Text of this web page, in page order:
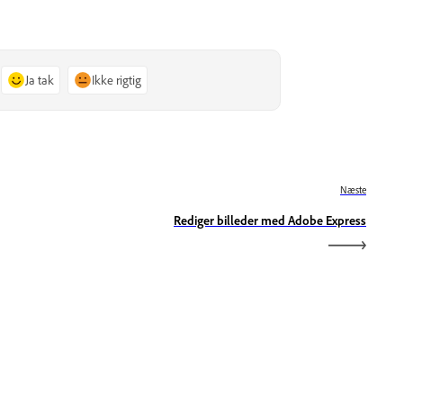
Ja tak Ikke rigtig
Næste
Rediger billeder med Adobe Express